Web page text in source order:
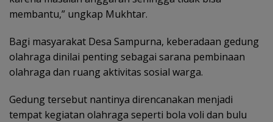
membantu,” ungkap Mukhtar.
Bagi masyarakat Desa Sampurna, keberadaan gedung
olahraga dinilai penting sebagai sarana pembinaan
olahraga dan ruang aktivitas sosial warga.
Gedung tersebut nantinya direncanakan menjadi
tempat kegiatan olahraga seperti bola voli dan bulu